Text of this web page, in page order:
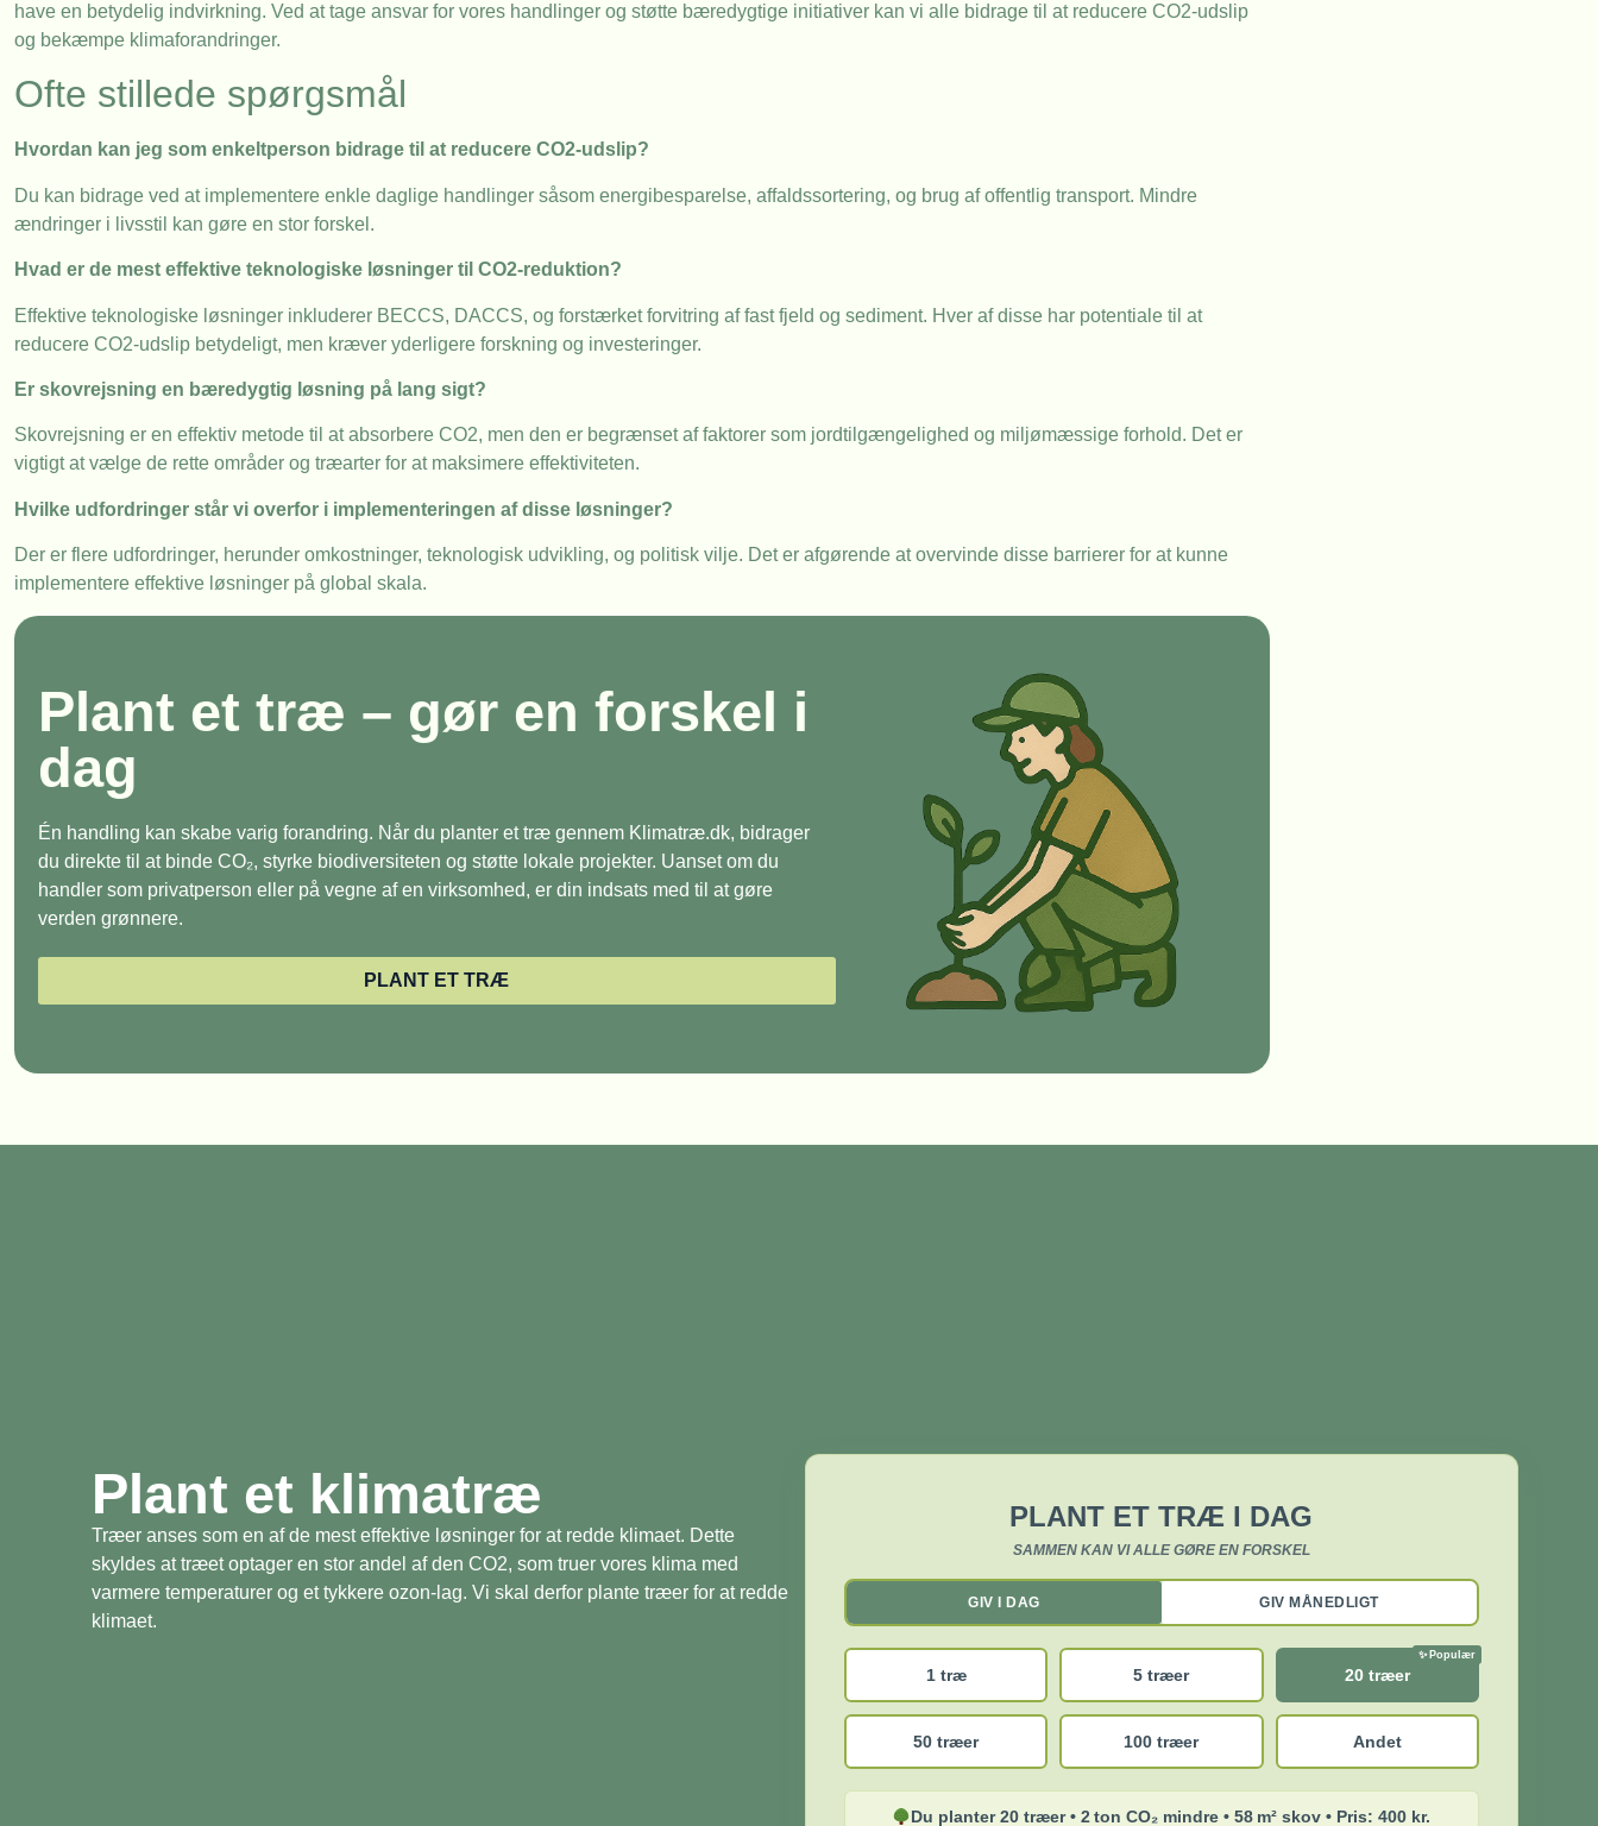
have en betydelig indvirkning. Ved at tage ansvar for vores handlinger og støtte bæredygtige initiativer kan vi alle bidrage til at reducere CO2-udslip
og bekæmpe klimaforandringer.
Ofte stillede spørgsmål
Hvordan kan jeg som enkeltperson bidrage til at reducere CO2-udslip?
Du kan bidrage ved at implementere enkle daglige handlinger såsom energibesparelse, affaldssortering, og brug af offentlig transport. Mindre
ændringer i livsstil kan gøre en stor forskel.
Hvad er de mest effektive teknologiske løsninger til CO2-reduktion?
Effektive teknologiske løsninger inkluderer BECCS, DACCS, og forstærket forvitring af fast fjeld og sediment. Hver af disse har potentiale til at
reducere CO2-udslip betydeligt, men kræver yderligere forskning og investeringer.
Er skovrejsning en bæredygtig løsning på lang sigt?
Skovrejsning er en effektiv metode til at absorbere CO2, men den er begrænset af faktorer som jordtilgængelighed og miljømæssige forhold. Det er
vigtigt at vælge de rette områder og træarter for at maksimere effektiviteten.
Hvilke udfordringer står vi overfor i implementeringen af disse løsninger?
Der er flere udfordringer, herunder omkostninger, teknologisk udvikling, og politisk vilje. Det er afgørende at overvinde disse barrierer for at kunne
implementere effektive løsninger på global skala.
Plant et træ – gør en forskel i
dag
Én handling kan skabe varig forandring. Når du planter et træ gennem Klimatræ.dk, bidrager
du direkte til at binde CO₂, styrke biodiversiteten og støtte lokale projekter. Uanset om du
handler som privatperson eller på vegne af en virksomhed, er din indsats med til at gøre
verden grønnere.
PLANT ET TRÆ
Plant et klimatræ
Træer anses som en af de mest effektive løsninger for at redde klimaet. Dette
skyldes at træet optager en stor andel af den CO2, som truer vores klima med
varmere temperaturer og et tykkere ozon-lag. Vi skal derfor plante træer for at redde
klimaet.
PLANT ET TRÆ I DAG
SAMMEN KAN VI ALLE GØRE EN FORSKEL
GIV I DAG GIV MÅNEDLIGT
1 træ 5 træer 20 træer
50 træer 100 træer Andet
Du planter 20 træer • 2 ton CO₂ mindre • 58 m² skov • Pris: 400 kr.